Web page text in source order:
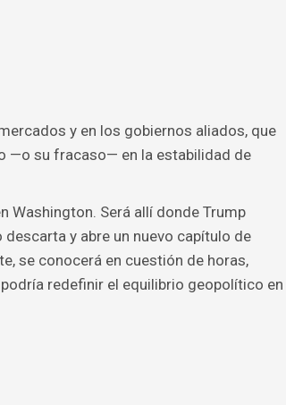
y en los gobiernos aliados, que
—o su fracaso— en la estabilidad de
Washington. Será allí donde Trump
y abre un nuevo capítulo de
se conocerá en cuestión de horas,
redefinir el equilibrio geopolítico en